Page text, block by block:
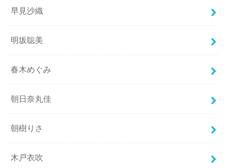
早見沙織
明坂聡美
春木めぐみ
朝日奈丸佳
朝樹りさ
木戸衣吹